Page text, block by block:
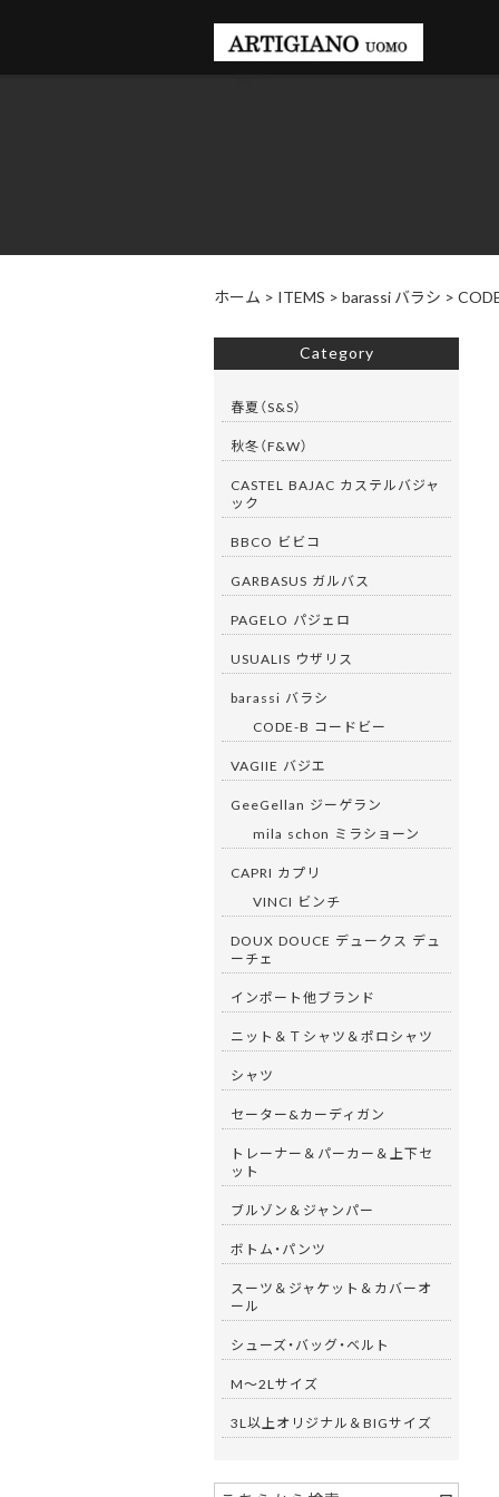
ホーム > ITEMS > barassi バラシ >
Category
春夏（S&S）
秋冬（F&W）
CASTEL BAJAC カステルバジャ
ック
BBCO ビビコ
GARBASUS ガルバス
PAGELO パジェロ
USUALIS ウザリス
barassi バラシ
CODE-B コードビー
VAGIIE バジエ
GeeGellan ジーゲラン
mila schon ミラショーン
CAPRI カプリ
VINCI ビンチ
DOUX DOUCE デュークス デュ
ーチェ
インポート他ブランド
ニット＆Ｔシャツ＆ポロシャツ
シャツ
セーター&カーディガン
トレーナー＆パーカー＆上下セ
ット
ブルゾン＆ジャンパー
ボトム・パンツ
スーツ＆ジャケット＆カバーオ
ール
シューズ・バッグ・ベルト
M～2Lサイズ
3L以上オリジナル＆BIGサイズ